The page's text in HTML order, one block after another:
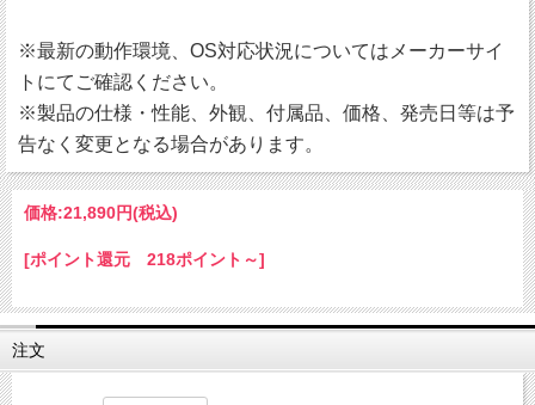
※最新の動作環境、OS対応状況についてはメーカーサイ
トにてご確認ください。
※製品の仕様・性能、外観、付属品、価格、発売日等は予
告なく変更となる場合があります。
価格:21,890円(税込)
[ポイント還元 218ポイント～]
注文